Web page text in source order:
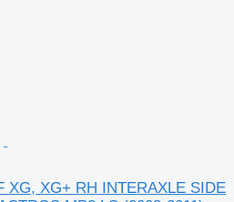
XG, XG+ RH INTERAXLE SIDE